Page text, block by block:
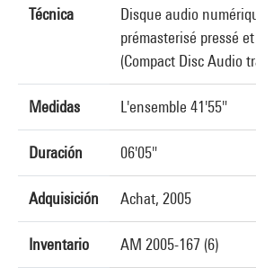
Técnica
Disque audio
prémasterisé pressé
(Compact Disc Audio
Medidas L'ensemble 41'55"
Duración 06'05"
Adquisición Achat, 2005
Inventario AM 2005-167 (6)